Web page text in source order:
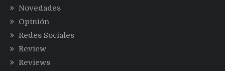
Novedades
Opinión
Redes Sociales
Review
Reviews